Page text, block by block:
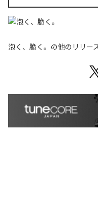
泡く、脆く。 の他のリリー